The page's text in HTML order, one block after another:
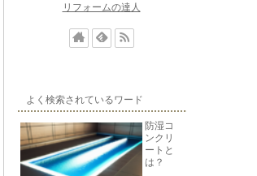
リフォームの達人
よく検索されているワード
防湿コ
ンクリ
ートと
は？